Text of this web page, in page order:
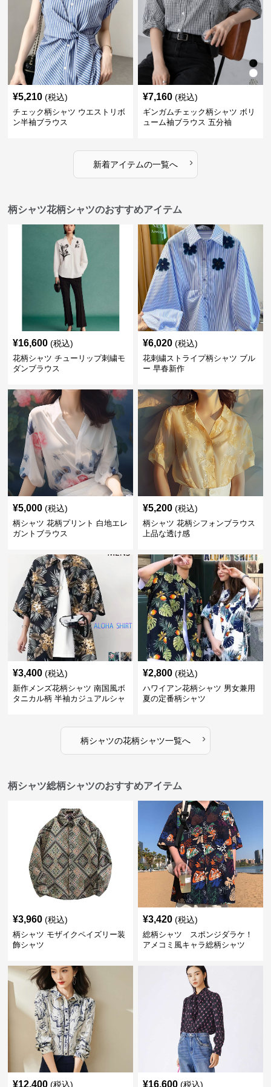
¥5,210 (税込)
チェック柄シャツ ウエストリボ
ン半袖ブラウス
¥7,160 (税込)
ギンガムチェック柄シャツ ボリ
ューム袖ブラウス 五分袖
新着アイテムの一覧へ ›
柄シャツ花柄シャツのおすすめアイテム
¥16,600 (税込)
花柄シャツ チューリップ刺繍モ
ダンブラウス
¥6,020 (税込)
花刺繍ストライプ柄シャツ ブル
ー 早春新作
¥5,000 (税込)
柄シャツ 花柄プリント 白地エレ
ガントブラウス
¥5,200 (税込)
柄シャツ 花柄シフォンブラウス
上品な透け感
¥3,400 (税込)
新作メンズ花柄シャツ 南国風ボ
タニカル柄 半袖カジュアルシャ
¥2,800 (税込)
ハワイアン花柄シャツ 男女兼用
夏の定番柄シャツ
柄シャツの花柄シャツ一覧へ ›
柄シャツ総柄シャツのおすすめアイテム
¥3,960 (税込)
柄シャツ モザイクペイズリー装
飾シャツ
¥3,420 (税込)
総柄シャツ スポンジダラケ！
アメコミ風キャラ総柄シャツ
¥12,400 (税込) ¥16,600 (税込)